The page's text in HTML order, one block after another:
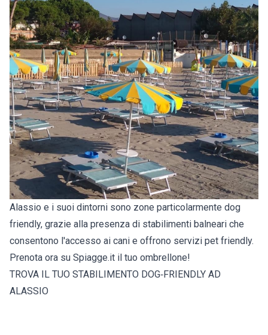
Alassio e i suoi dintorni sono zone particolarmente dog
friendly, grazie alla presenza di stabilimenti balneari che
consentono l'accesso ai cani e offrono servizi pet friendly.
Prenota ora su Spiagge.it il tuo ombrellone!
TROVA IL TUO STABILIMENTO DOG‑FRIENDLY AD
ALASSIO